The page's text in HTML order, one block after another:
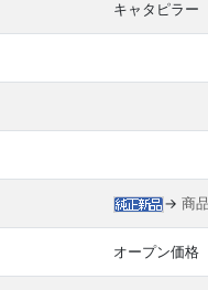
キャタピラー
→ 商
オープン価格